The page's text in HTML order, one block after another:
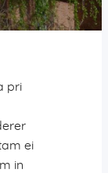
pri
ei
in